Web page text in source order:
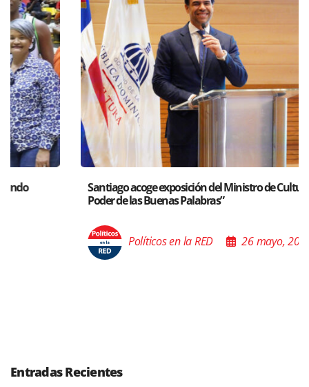
Santiago acoge exposición del Ministro de Cultura sobre “El
Poder de las Buenas Palabras”
Políticos en la RED 26 mayo, 2025
Entradas Recientes